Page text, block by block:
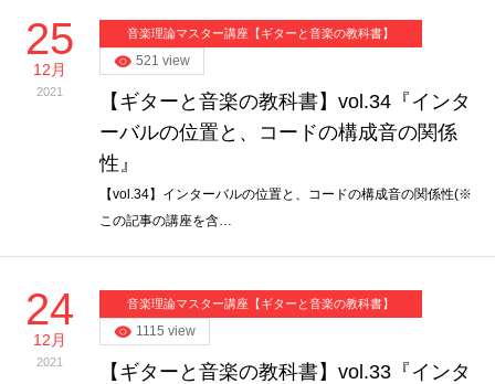
25
12月
2021
音楽理論マスター講座【ギターと音楽の教科書】
521 view
【ギターと音楽の教科書】vol.34『インタ
ーバルの位置と、コードの構成音の関係
性』
【vol.34】インターバルの位置と、コードの構成音の関係性(※
この記事の講座を含…
24
12月
2021
音楽理論マスター講座【ギターと音楽の教科書】
1115 view
【ギターと音楽の教科書】vol.33『インタ